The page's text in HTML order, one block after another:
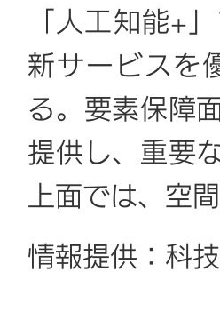
「人工知能+
新サービスを
る。要素保障
提供し、重要
上面では、空
情報提供：科